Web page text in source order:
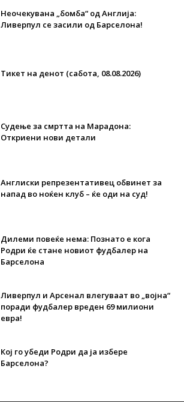
Неочекувана „бомба“ од Англија:
Ливерпул се засили од Барселона!
Тикет на денот (сабота, 08.08.2026)
Судење за смртта на Марадона:
Откриени нови детали
Англиски репрезентативец обвинет за
напад во ноќен клуб – ќе оди на суд!
Дилеми повеќе нема: Познато е кога
Родри ќе стане новиот фудбалер на
Барселона
Ливерпул и Арсенал влегуваат во „војна“
поради фудбалер вреден 69 милиони
евра!
Кој го убеди Родри да ја избере
Барселона?